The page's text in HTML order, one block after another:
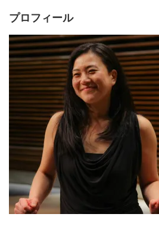
プ
ロ
フ
ィ
ー
ル
を
Facebook
で
表
示
プ
ロ
フ
ィ
ー
ル
を
Twitter
で
表
示
プ
フ
ィ
ー
ル
を
Instagram
で
表
示
プ
フ
ィ
ー
ル
を
YouTube
で
プロフィール